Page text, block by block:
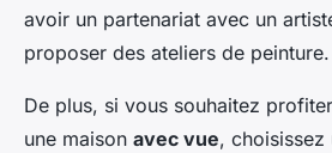
avoir un partenariat avec un
proposer des ateliers de peinture.
De plus, si vous souhaitez
une maison avec vue, choisissez